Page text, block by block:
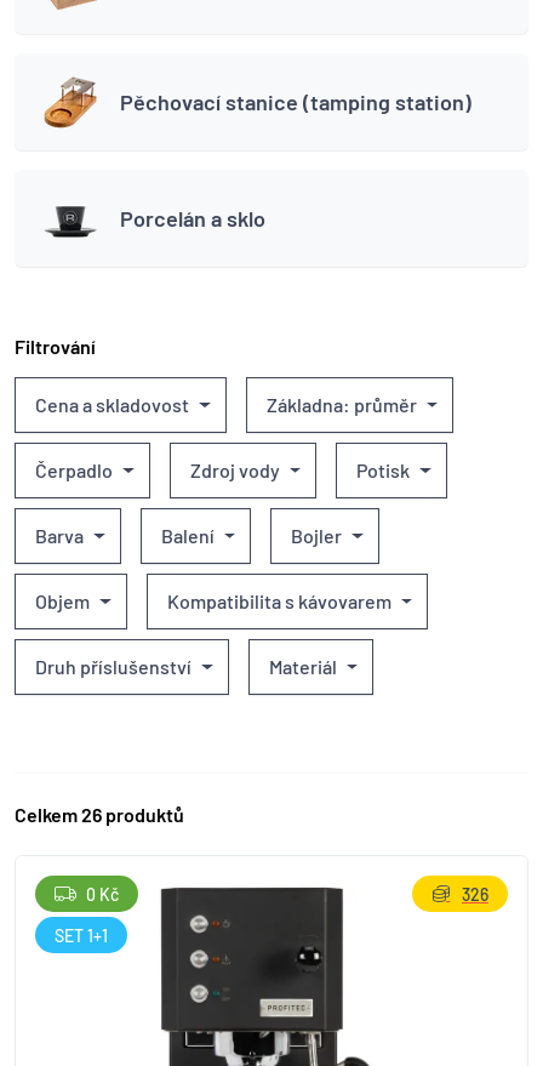
Pěchovací stanice (tamping station)
Porcelán a sklo
Filtrování
Cena a skladovost Základna: průměr
Čerpadlo Zdroj vody Potisk
Barva Balení Bojler
Objem Kompatibilita s kávovarem
Druh příslušenství Materiál
Celkem 26 produktů
0 Kč
SET 1+1
326